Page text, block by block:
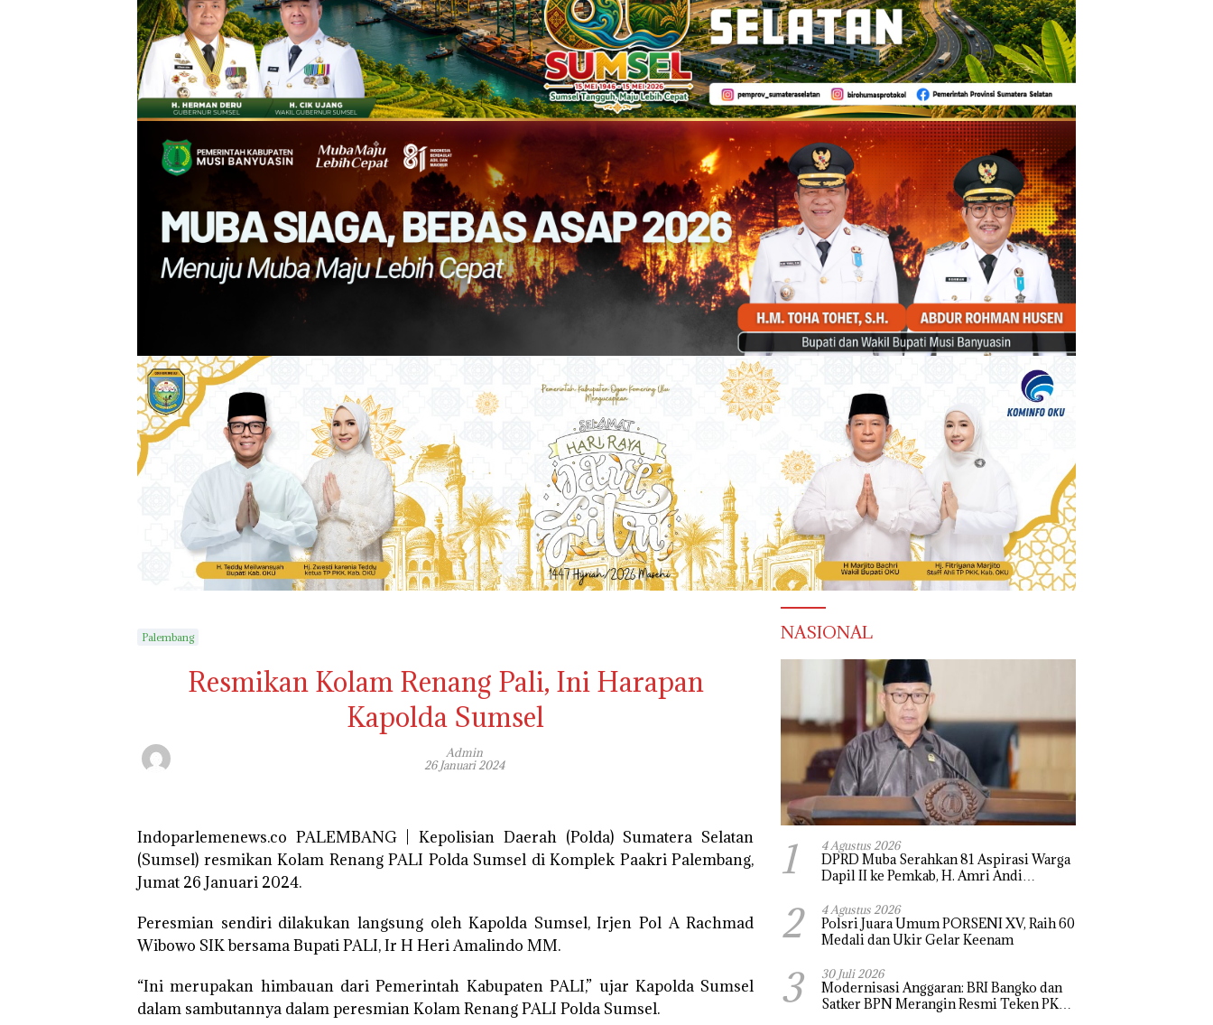
Palembang
Resmikan Kolam Renang Pali, Ini Harapan
Kapolda Sumsel
Admin
26 Januari 2024
Indoparlemenews.co PALEMBANG | Kepolisian Daerah (Polda) Sumatera Selatan
(Sumsel) resmikan Kolam Renang PALI Polda Sumsel di Komplek Paakri Palembang,
Jumat 26 Januari 2024.
Peresmian sendiri dilakukan langsung oleh Kapolda Sumsel, Irjen Pol A Rachmad
Wibowo SIK bersama Bupati PALI, Ir H Heri Amalindo MM.
“Ini merupakan himbauan dari Pemerintah Kabupaten PALI,” ujar Kapolda Sumsel
dalam sambutannya dalam peresmian Kolam Renang PALI Polda Sumsel.
NASIONAL
1 4 Agustus 2026
DPRD Muba Serahkan 81 Aspirasi Warga
Dapil II ke Pemkab, H. Amri Andi
2 4 Agustus 2026
Polsri Juara Umum PORSENI XV, Raih 60
Medali dan Ukir Gelar Keenam
3 30 Juli 2026
Modernisasi Anggaran: BRI Bangko dan
Satker BPN Merangin Resmi Teken PKS